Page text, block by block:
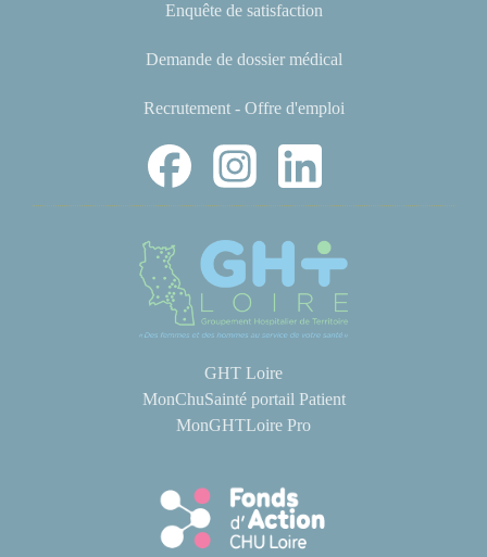
Enquête de satisfaction
Demande de dossier médical
Recrutement - Offre d'emploi
GHT Loire
MonChuSainté portail Patient
MonGHTLoire Pro